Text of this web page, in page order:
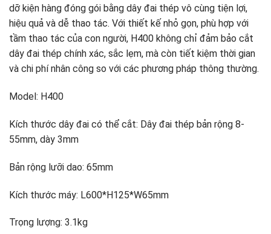
dỡ kiện hàng đóng gói bằng dây đai thép vô cùng tiện lợi,
hiệu quả và dễ thao tác. Với thiết kế nhỏ gọn, phù hợp với
tầm thao tác của con người, H400 không chỉ đảm bảo cắt
dây đai thép chính xác, sắc lẹm, mà còn tiết kiệm thời gian
và chi phí nhân công so với các phương pháp thông thường.
Model: H400
Kích thước dây đai có thể cắt: Dây đai thép bản rộng 8-
55mm, dày 3mm
Bản rộng lưỡi dao: 65mm
Kích thước máy: L600*H125*W65mm
Trọng lượng: 3.1kg